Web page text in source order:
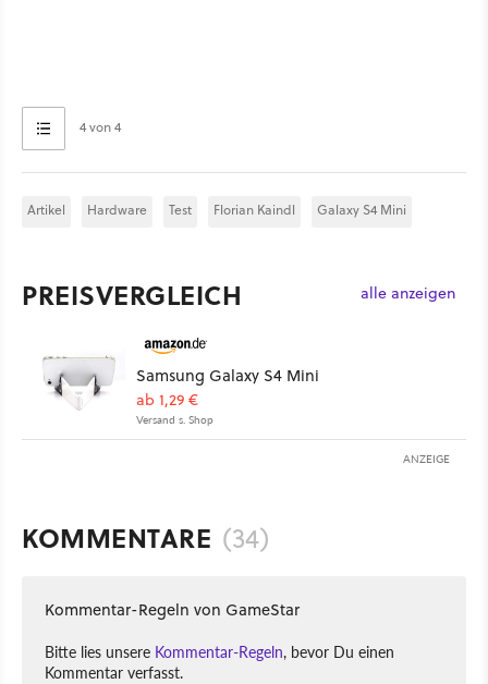
4 von 4
Artikel Hardware Test Florian Kaindl Galaxy S4 Mini
PREISVERGLEICH alle anzeigen
Samsung Galaxy S4 Mini
ab 1,29 €
Versand s. Shop
ANZEIGE
KOMMENTARE (34)
Kommentar-Regeln von GameStar
Bitte lies unsere Kommentar-Regeln, bevor Du einen
Kommentar verfasst.